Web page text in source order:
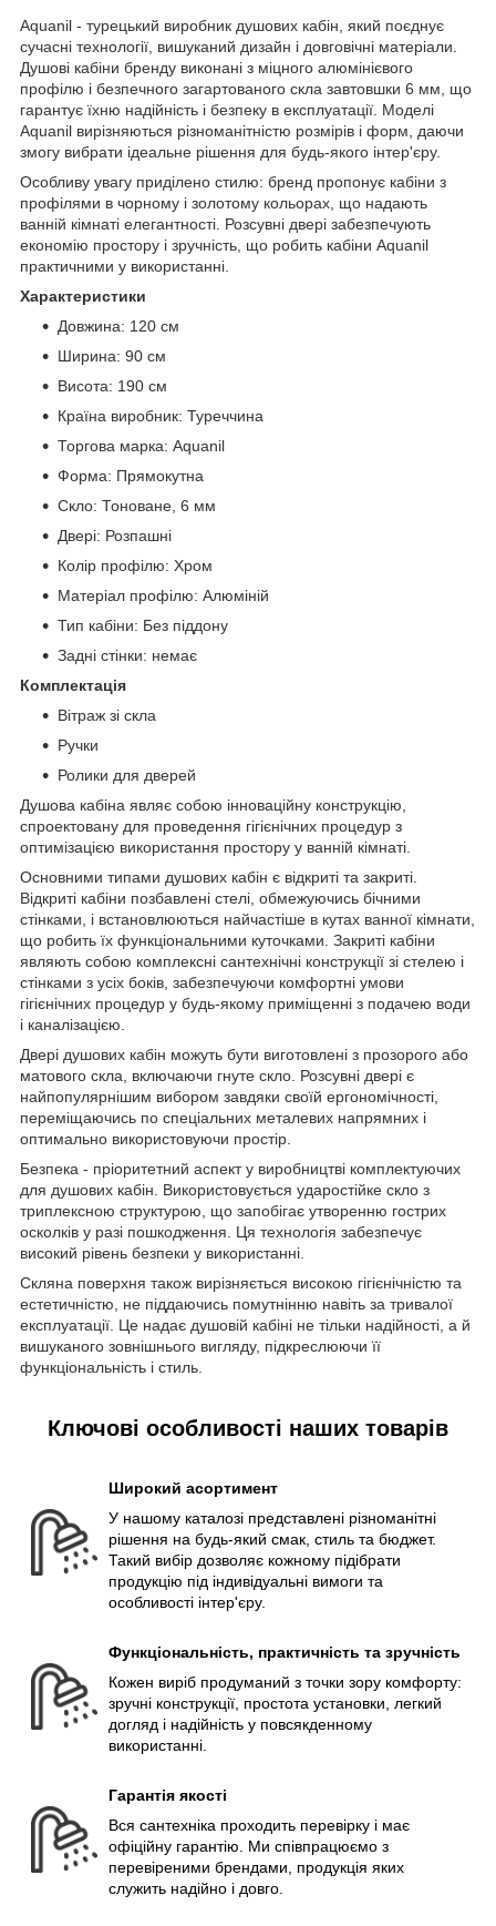
Aquanil - турецький виробник душових кабін, який поєднує
сучасні технології, вишуканий дизайн і довговічні матеріали.
Душові кабіни бренду виконані з міцного алюмінієвого
профілю і безпечного загартованого скла завтовшки 6 мм, що
гарантує їхню надійність і безпеку в експлуатації. Моделі
Aquanil вирізняються різноманітністю розмірів і форм, даючи
змогу вибрати ідеальне рішення для будь-якого інтер'єру.
Особливу увагу приділено стилю: бренд пропонує кабіни з
профілями в чорному і золотому кольорах, що надають
ванній кімнаті елегантності. Розсувні двері забезпечують
економію простору і зручність, що робить кабіни Aquanil
практичними у використанні.
Характеристики
Довжина: 120 см
Ширина: 90 см
Висота: 190 см
Країна виробник: Туреччина
Торгова марка: Aquanil
Форма: Прямокутна
Скло: Тоноване, 6 мм
Двері: Розпашні
Колір профілю: Хром
Матеріал профілю: Алюміній
Тип кабіни: Без піддону
Задні стінки: немає
Комплектація
Вітраж зі скла
Ручки
Ролики для дверей
Душова кабіна являє собою інноваційну конструкцію,
спроектовану для проведення гігієнічних процедур з
оптимізацією використання простору у ванній кімнаті.
Основними типами душових кабін є відкриті та закриті.
Відкриті кабіни позбавлені стелі, обмежуючись бічними
стінками, і встановлюються найчастіше в кутах ванної кімнати,
що робить їх функціональними куточками. Закриті кабіни
являють собою комплексні сантехнічні конструкції зі стелею і
стінками з усіх боків, забезпечуючи комфортні умови
гігієнічних процедур у будь-якому приміщенні з подачею води
і каналізацією.
Двері душових кабін можуть бути виготовлені з прозорого або
матового скла, включаючи гнуте скло. Розсувні двері є
найпопулярнішим вибором завдяки своїй ергономічності,
переміщаючись по спеціальних металевих напрямних і
оптимально використовуючи простір.
Безпека - пріоритетний аспект у виробництві комплектуючих
для душових кабін. Використовується ударостійке скло з
триплексною структурою, що запобігає утворенню гострих
осколків у разі пошкодження. Ця технологія забезпечує
високий рівень безпеки у використанні.
Скляна поверхня також вирізняється високою гігієнічністю та
естетичністю, не піддаючись помутнінню навіть за тривалої
експлуатації. Це надає душовій кабіні не тільки надійності, а й
вишуканого зовнішнього вигляду, підкреслюючи її
функціональність і стиль.
Ключові особливості наших товарів
Широкий асортимент
У нашому каталозі представлені різноманітні
рішення на будь-який смак, стиль та бюджет.
Такий вибір дозволяє кожному підібрати
продукцію під індивідуальні вимоги та
особливості інтер'єру.
Функціональність, практичність та зручність
Кожен виріб продуманий з точки зору комфорту:
зручні конструкції, простота установки, легкий
догляд і надійність у повсякденному
використанні.
Гарантія якості
Вся сантехніка проходить перевірку і має
офіційну гарантію. Ми співпрацюємо з
перевіреними брендами, продукція яких
служить надійно і довго.